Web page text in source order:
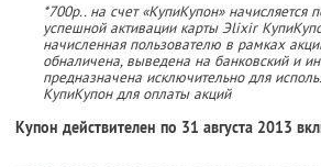
*700р.. на счет «КупиКупон» начисляется
успешной активации карты Эlixir
начисленная пользователю в рамках
обналичена, выведена на банковский и
предназначена исключительно для
КупиКупон для оплаты акций
Купон действителен по 31 августа 2013